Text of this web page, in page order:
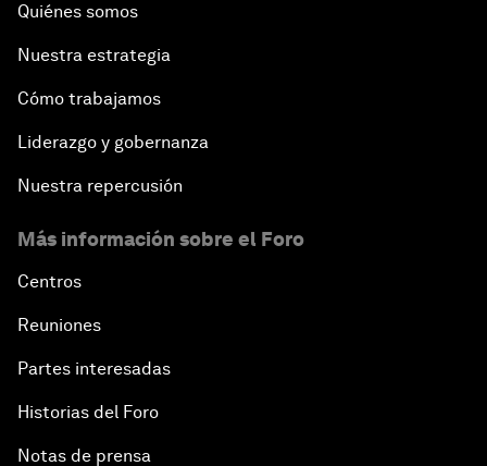
Quiénes somos
Nuestra estrategia
Cómo trabajamos
Liderazgo y gobernanza
Nuestra repercusión
Más información sobre el Foro
Centros
Reuniones
Partes interesadas
Historias del Foro
Notas de prensa